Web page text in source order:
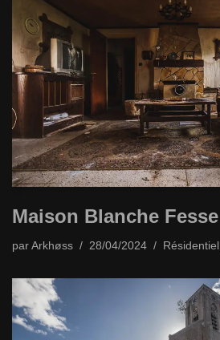
Maison Blanche Fesse
par Arkhøss 28/04/2024 Résidentiel